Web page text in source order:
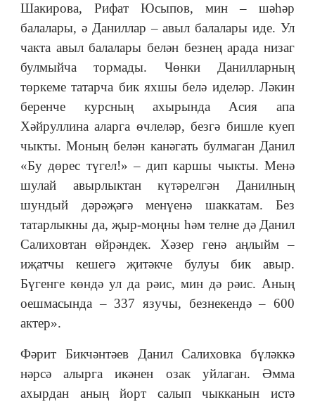
Шакирова, Рифат Юсыпов, мин – шәһәр
балалары, ә Даниллар – авыл балалары иде. Ул
чакта авыл балалары белән безнең арада низаг
булмыйча тормады. Чөнки Данилларның
төркеме татарча бик яхшы белә иделәр. Ләкин
беренче курсның ахырында Асия апа
Хәйруллина аларга өчлеләр, безгә бишле куеп
чыкты. Моның белән канәгать булмаган Данил
«Бу дөрес түгел!» – дип каршы чыкты. Менә
шулай авырлыктан күтәрелгән Данилның
шундый дәрәҗәгә менүенә шаккатам. Без
татарлыкны да, җыр-моңны һәм телне дә Данил
Салиховтан өйрәндек. Хәзер генә аңлыйм –
иҗатчы кешегә җитәкче булуы бик авыр.
Бүгенге көндә ул да рәис, мин дә рәис. Аның
оешмасында – 337 язучы, безнекендә – 600
актер».
Фәрит Бикчәнтәев Данил Салиховка бүләккә
нәрсә алырга икәнен озак уйлаган. Әмма
ахырдан аның йорт салып чыкканын истә